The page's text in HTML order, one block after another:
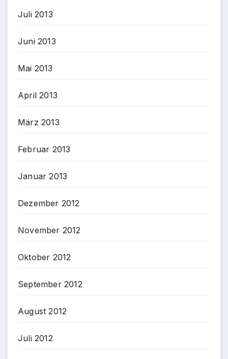
Juli 2013
Juni 2013
Mai 2013
April 2013
März 2013
Februar 2013
Januar 2013
Dezember 2012
November 2012
Oktober 2012
September 2012
August 2012
Juli 2012